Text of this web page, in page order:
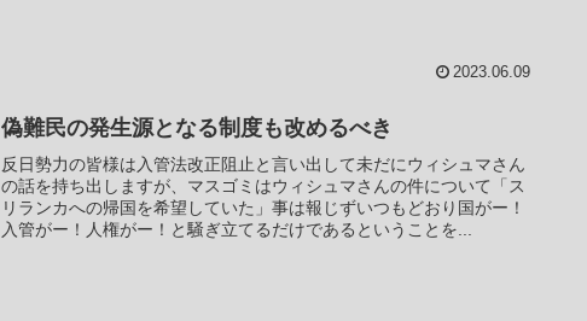
2023.06.09
偽難民の発生源となる制度も改めるべき
反日勢力の皆様は入管法改正阻止と言い出して未だにウィシュマさん
の話を持ち出しますが、マスゴミはウィシュマさんの件について「ス
リランカへの帰国を希望していた」事は報じずいつもどおり国がー！
入管がー！人権がー！と騒ぎ立てるだけであるということを...